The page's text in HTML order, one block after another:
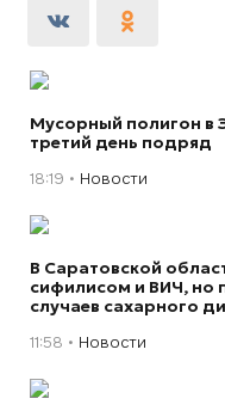
Мусорный полигон в
третий день подряд
18:19 Новости
В Саратовской
сифилисом и ВИЧ, но
случаев сахарного
11:58 Новости